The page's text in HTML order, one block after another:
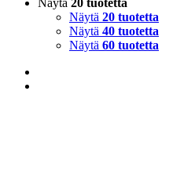
Näytä 20 tuotetta
Näytä 20 tuotetta
Näytä 40 tuotetta
Näytä 60 tuotetta